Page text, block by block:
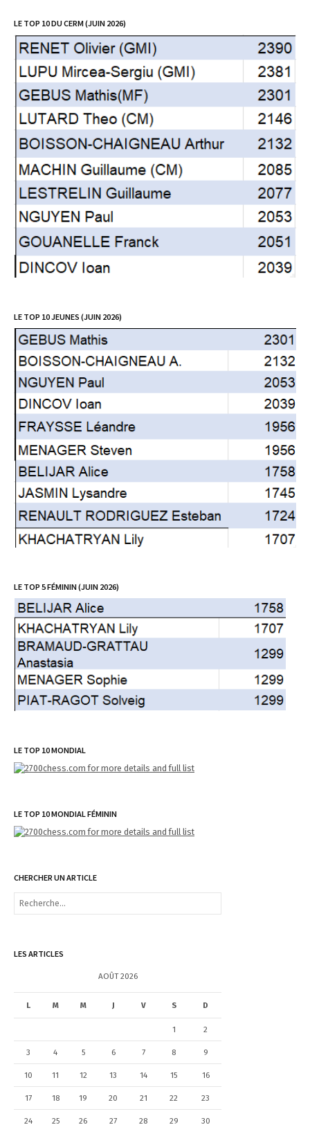
LE TOP 10 DU CERM (JUIN 2026)
LE TOP 10 JEUNES (JUIN 2026)
LE TOP 5 FÉMININ (JUIN 2026)
LE TOP 10 MONDIAL
LE TOP 10 MONDIAL FÉMININ
CHERCHER UN ARTICLE
R
r
e
LES ARTICLES
AOÛT 2026
L M M J V S D
1 2
3 4 5 6 7 8 9
10 11 12 13 14 15 16
17 18 19 20 21 22 23
24 25 26 27 28 29 30